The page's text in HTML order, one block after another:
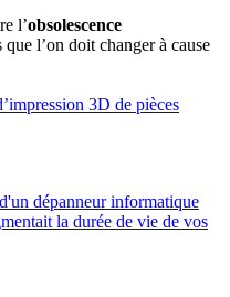
l’obsolescence
l’on doit changer à cause
3D de pièces
dépanneur informatique
la durée de vie de vos